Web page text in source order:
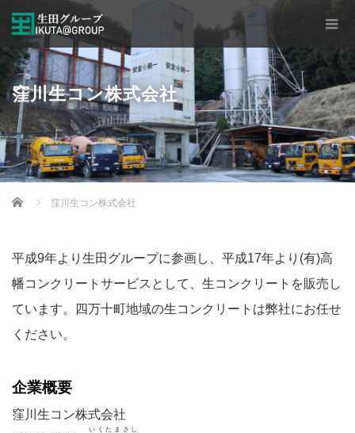
窪川生コン株式会社
Home 窪川生コン株式会社
平成9年より生田グループに参画し、平成17年より(有)高
幡コンクリートサービスとして、生コンクリートを販売し
ています。四万十町地域の生コンクリートは弊社にお任せ
ください。
企業概要
窪川生コン株式会社
いくた まさし